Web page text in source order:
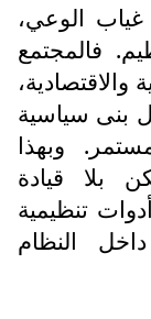
غياب الوعي،
فالمجتمع
بنى سياسية
وبهذا
بلا قيادة
تنظيمية
النظام